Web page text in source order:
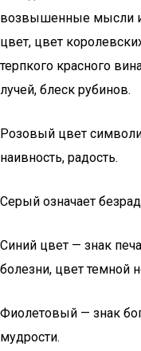
возвышенные мысли
цвет, цвет
терпкого красного
лучей, блеск рубинов.
Розовый цвет
наивность, радость.
Серый означает
Синий цвет — знак
болезни, цвет темной
Фиолетовый — знак
мудрости.